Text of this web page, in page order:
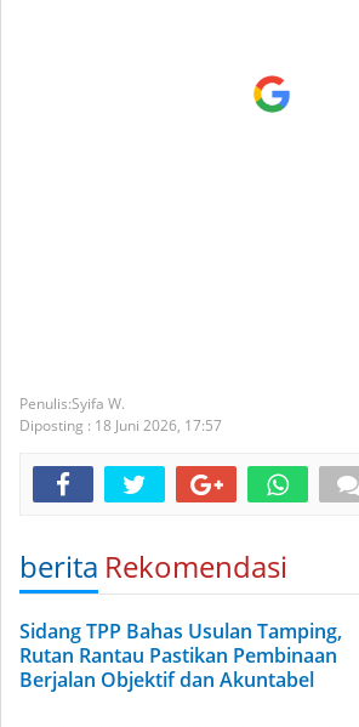
Syifa W.
Diposting : 18 Juni 2026, 17:57
berita Rekomendasi
Sidang TPP Bahas Usulan Tamping,
Rutan Rantau Pastikan Pembinaan
Berjalan Objektif dan Akuntabel